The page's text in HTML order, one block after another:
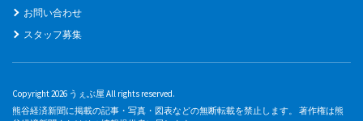
お問い合わせ
スタッフ募集
Copyright 2026 うぇぶ屋 All rights reserved.
熊谷経済新聞に掲載の記事・写真・図表などの無断転載を禁止します。 著作権は熊